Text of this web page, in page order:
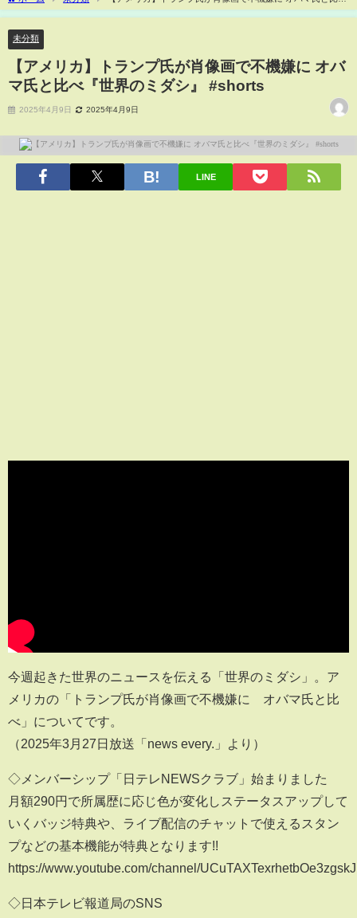
『世界のミダシ』 #shorts
未分類
【アメリカ】トランプ氏が肖像画で不機嫌に オバ
マ氏と比べ『世界のミダシ』 #shorts
2025年4月9日 2025年4月9日
LINE
今週起きた世界のニュースを伝える「世界のミダシ」。ア
メリカの「トランプ氏が肖像画で不機嫌に オバマ氏と比
べ」についてです。
（2025年3月27日放送「news every.」より）
◇メンバーシップ「日テレNEWSクラブ」始まりました
月額290円で所属歴に応じ色が変化しステータスアップして
いくバッジ特典や、ライブ配信のチャットで使えるスタン
プなどの基本機能が特典となります!!
https://www.youtube.com/channel/
◇日本テレビ報道局のSNS